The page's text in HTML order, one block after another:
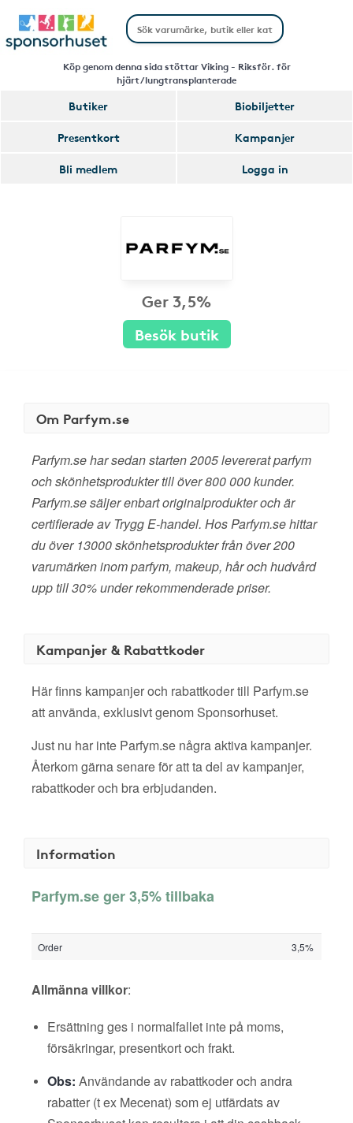
Köp genom denna sida stöttar Viking - Riksför. för
hjärt/lungtransplanterade
Butiker
Biobiljetter
Presentkort
Kampanjer
Bli medlem
Logga in
Ger 3,5%
Besök butik
Om Parfym.se
Parfym.se har sedan starten 2005 levererat parfym
och skönhetsprodukter till över 800 000 kunder.
Parfym.se säljer enbart originalprodukter och är
certifierade av Trygg E-handel. Hos Parfym.se hittar
du över 13000 skönhetsprodukter från över 200
varumärken inom parfym, makeup, hår och hudvård
upp till 30% under rekommenderade priser.
Kampanjer & Rabattkoder
Här finns kampanjer och rabattkoder till Parfym.se
att använda, exklusivt genom Sponsorhuset.
Just nu har inte Parfym.se några aktiva kampanjer.
Återkom gärna senare för att ta del av kampanjer,
rabattkoder och bra erbjudanden.
Information
Parfym.se ger 3,5% tillbaka
Order 3,5%
Allmänna villkor:
Ersättning ges i normalfallet inte på moms,
försäkringar, presentkort och frakt.
Obs: Användande av rabattkoder och andra
rabatter (t ex Mecenat) som ej utfärdats av